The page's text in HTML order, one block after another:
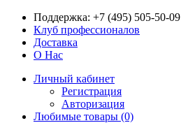
Поддержка: +7 (495) 505-50-09
Клуб профессионалов
Доставка
О Нас
Личный кабинет
Регистрация
Авторизация
Любимые товары (0)